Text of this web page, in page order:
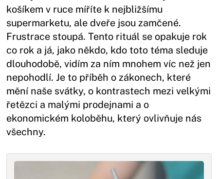
košíkem v ruce míříte k nejbližšímu
supermarketu, ale dveře jsou zamčené.
Frustrace stoupá. Tento rituál se opakuje rok
co rok a já, jako někdo, kdo toto téma sleduje
dlouhodobě, vidím za ním mnohem víc než jen
nepohodlí. Je to příběh o zákonech, které
mění naše svátky, o kontrastech mezi velkými
řetězci a malými prodejnami a o
ekonomickém koloběhu, který ovlivňuje nás
všechny.